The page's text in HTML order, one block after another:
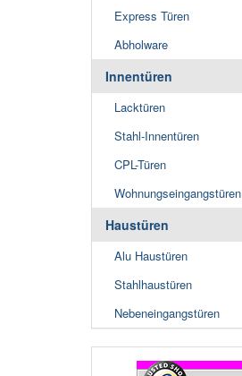
Express Türen
Abholware
Innentüren
Lacktüren
Stahl-Innentüren
CPL-Türen
Wohnungseingangstüren
Haustüren
Alu Haustüren
Stahlhaustüren
Nebeneingangstüren